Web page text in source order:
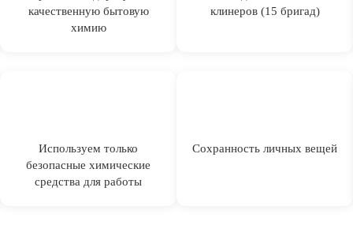
качественную бытовую
химию
клинеров (15 бригад)
Используем только
безопасные химические
средства для работы
Сохранность личных вещей